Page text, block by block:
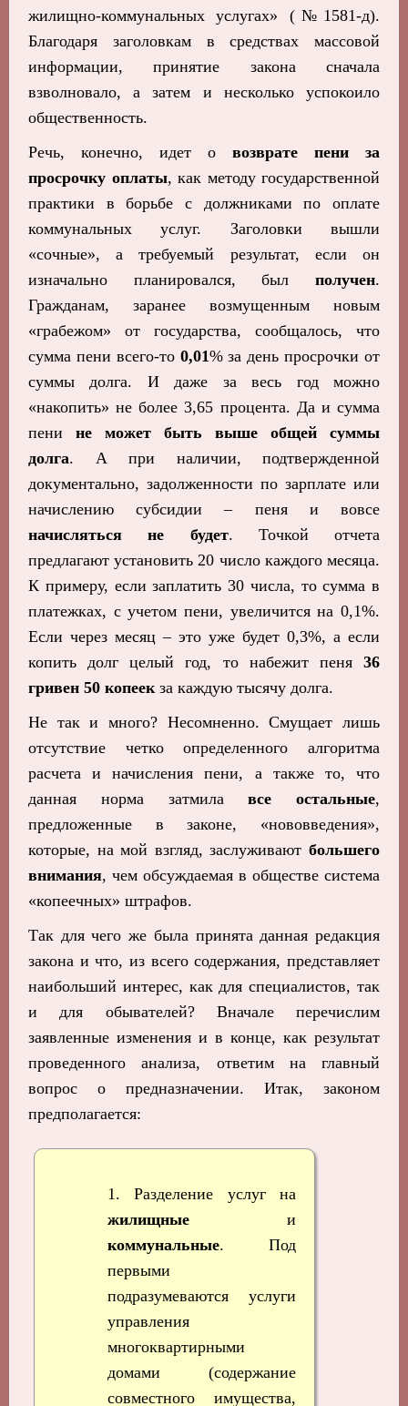
жилищно-коммунальных услугах» (№1581-д).
Благодаря заголовкам в средствах массовой
информации, принятие закона сначала
взволновало, а затем и несколько успокоило
общественность.
Речь, конечно, идет о возврате пени за
просрочку оплаты, как методу государственной
практики в борьбе с должниками по оплате
коммунальных услуг. Заголовки вышли
«сочные», а требуемый результат, если он
изначально планировался, был получен.
Гражданам, заранее возмущенным новым
«грабежом» от государства, сообщалось, что
сумма пени всего-то 0,01% за день просрочки от
суммы долга. И даже за весь год можно
«накопить» не более 3,65 процента. Да и сумма
пени не может быть выше общей суммы
долга. А при наличии, подтвержденной
документально, задолженности по зарплате или
начислению субсидии – пеня и вовсе
начисляться не будет. Точкой отчета
предлагают установить 20 число каждого месяца.
К примеру, если заплатить 30 числа, то сумма в
платежках, с учетом пени, увеличится на 0,1%.
Если через месяц – это уже будет 0,3%, а если
копить долг целый год, то набежит пеня 36
гривен 50 копеек за каждую тысячу долга.
Не так и много? Несомненно. Смущает лишь
отсутствие четко определенного алгоритма
расчета и начисления пени, а также то, что
данная норма затмилавсе остальные,
предложенные в законе, «нововведения»,
которые, на мой взгляд, заслуживают большего
внимания, чем обсуждаемая в обществе система
«копеечных» штрафов.
Так для чего же была принята данная редакция
закона и что, из всего содержания, представляет
наибольший интерес, как для специалистов, так
и для обывателей? Вначале перечислим
заявленные изменения и в конце, как результат
проведенного анализа, ответим на главный
вопрос о предназначении. Итак, законом
предполагается:
1. Разделение услуг на
жилищные и
коммунальные. Под
первыми
подразумеваются услуги
управления
многоквартирными
домами (содержание
совместного имущества,